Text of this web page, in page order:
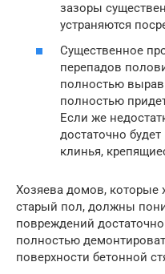
зазоры
устраняются
Существенное
перепадов
полностью
полностью
Если же
достаточно
клинья,
Хозяева домов, которые
старый пол, должны
повреждений
полностью
поверхности бетонной